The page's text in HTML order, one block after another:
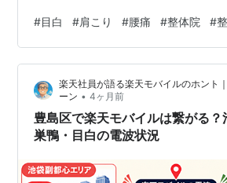
稿）: https://share.google/
レンタル衣装 函館和洋モダン貸衣裳
グ 写真撮影 〒040-0065 北海道函館
はこだて 明治 館 2F 電…
#目白 #肩こり #腰痛 #整体院 #
楽天社員が語る楽天モバイルのホント
ーン • 4ヶ月前
豊島区で楽天モバイルは繋がる？
巣鴨・目白の電波状況